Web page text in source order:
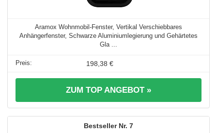
Aramox Wohnmobil-Fenster, Vertikal Verschiebbares
Anhängerfenster, Schwarze Aluminiumlegierung und Gehärtetes
Gla ...
198,38 €
ZUM TOP ANGEBOT »
7